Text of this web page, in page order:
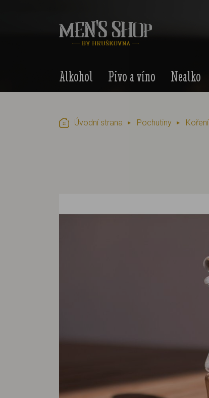
Alkohol Pivo a víno Nealko
Úvodní strana Pochutiny Koření